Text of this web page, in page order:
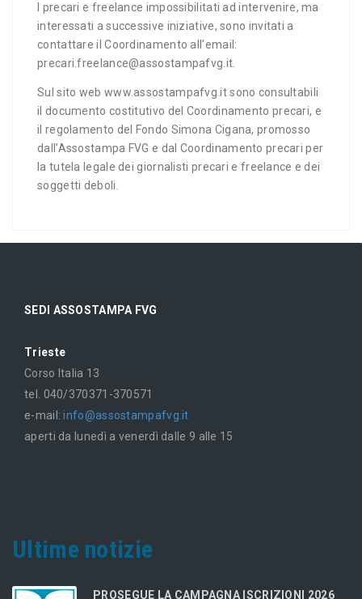
I precari e freelance impossibilitati ad intervenire, ma
interessati a successive iniziative, sono invitati a
contattare il Coordinamento all’email:
precari.freelance@assostampafvg.it.
Sul sito web www.assostampafvg.it sono consultabili
il documento costitutivo del Coordinamento precari, e
il regolamento del Fondo Simona Cigana, promosso
dall’Assostampa FVG e dal Coordinamento precari per
la tutela legale dei giornalisti precari e freelance e dei
soggetti deboli.
SEDI ASSOSTAMPA FVG
Trieste
Corso Italia 13
tel. 040/370371-370571
e-mail:info@assostampafvg.it
aperti da lunedì a venerdì dalle 9 alle 15
Ultime notizie
PROSEGUE LA CAMPAGNA ISCRIZIONI 2026